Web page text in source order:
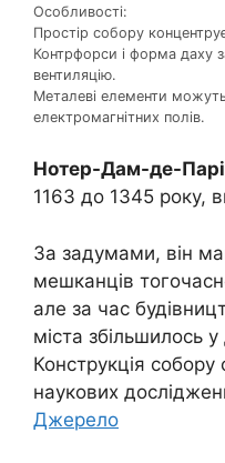
Особливості:
Простір собору
Контрфорси і форма даху
вентиляцію.
Металеві елементи
електромагнітних полів.
Нотер-Дам-де-Парі
1163 до 1345 року,
За задумами, він
мешканців
але за час
міста збільшилось у
Конструкція собору
наукових
Джерело